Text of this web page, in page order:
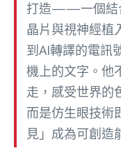
打造——一個結
晶片與視神經植
到AI轉譯的電訊
機上的文字。他
走，感受世界的
而是仿生眼技術
見」成為可創造